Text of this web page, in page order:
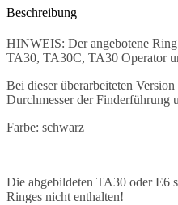
Beschreibung
HINWEIS: Der angebotene
TA30, TA30C, TA30 Operator
Bei dieser überarbeiteten
Durchmesser der Finderführung
Farbe: schwarz
Die abgebildeten TA30 oder E6
Ringes nicht enthalten!